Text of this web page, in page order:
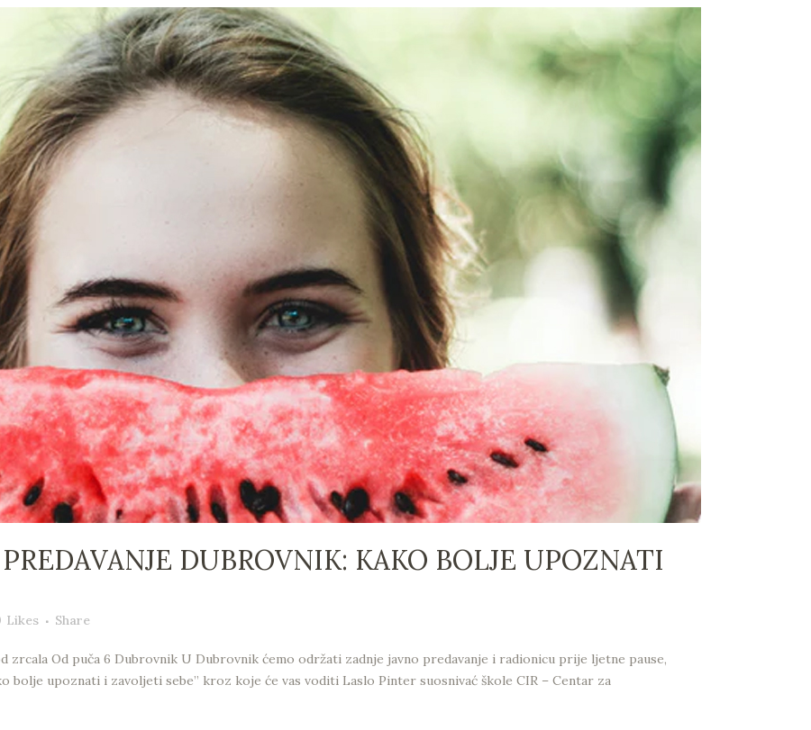
DUBROVNIK: KAKO BOLJE UPOZNATI
Likes Share
zrcala Od puča 6 Dubrovnik U Dubrovnik ćemo održati zadnje javno predavanje i radionicu prije ljetne pause,
bolje upoznati i zavoljeti sebe” kroz koje će vas voditi Laslo Pinter suosnivać škole CIR – Centar za